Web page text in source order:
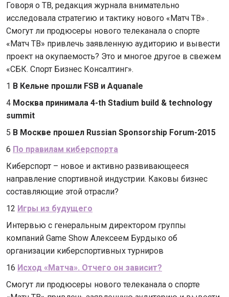
Говоря о ТВ, редакция журнала внимательно
исследовала стратегию и тактику нового «Матч ТВ» .
Смогут ли продюсеры нового телеканала о спорте
«Матч ТВ» привлечь заявленную аудиторию и вывести
проект на окупаемость? Это и многое другое в свежем
«СБК. Спорт Бизнес Консалтинг».
1 В Кельне прошли FSB и Aquanale
4 Москва принимала 4-th Stadium build & technology
summit
5 В Москве прошел Russian Sponsorship Forum-2015
6 По правилам киберспорта
Киберспорт – новое и активно развивающееся
направление спортивной индустрии. Каковы бизнес
составляющие этой отрасли?
12 Игры из будущего
Интервью с генеральным директором группы
компаний Game Show Алексеем Бурдыко об
организации киберспортивных турниров
16 Исход «Матча». Отчего он зависит?
Смогут ли продюсеры нового телеканала о спорте